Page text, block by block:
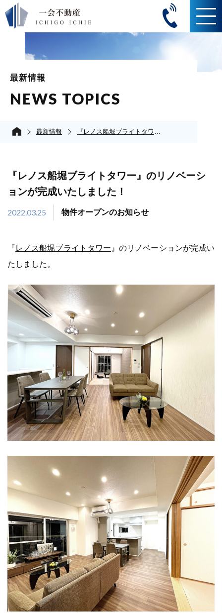
最新情報
NEWS TOPICS
最新情報 『レノス船堀ブライトタワー』のリノベーションが完成いたしました！
『レノス船堀ブライトタワー』のリノベーシ
ョンが完成いたしました！
2022.03.25 物件オープンのお知らせ
『レノス船堀ブライトタワー 』のリノベーションが完成い
たしました。